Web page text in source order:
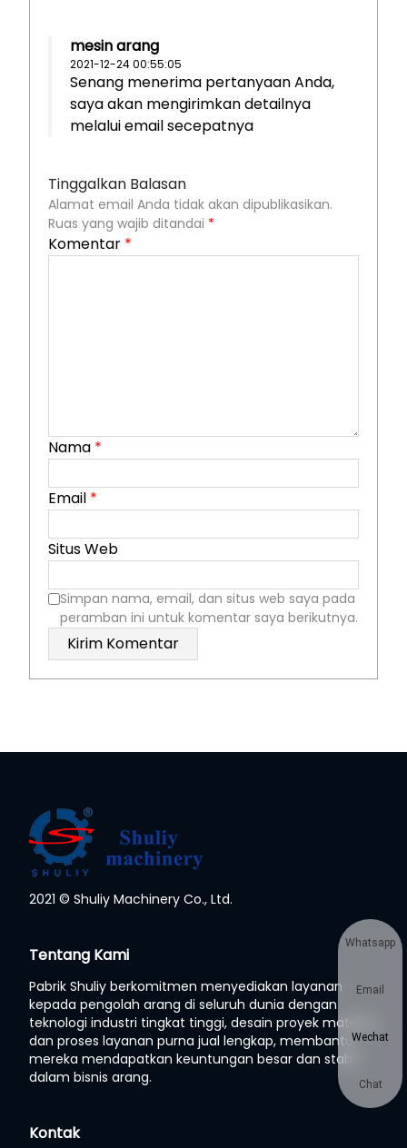
mesin arang
2021-12-24 00:55:05
Senang menerima pertanyaan Anda,
saya akan mengirimkan detailnya
melalui email secepatnya
Tinggalkan Balasan
Alamat email Anda tidak akan dipublikasikan.
Ruas yang wajib ditandai *
Komentar *
Nama *
Email *
Situs Web
Simpan nama, email, dan situs web saya pada
peramban ini untuk komentar saya berikutnya.
2021 © Shuliy Machinery Co., Ltd.
Tentang Kami
Pabrik Shuliy berkomitmen menyediakan layanan
kepada pengolah arang di seluruh dunia dengan
teknologi industri tingkat tinggi, desain proyek matang,
dan proses layanan purna jual lengkap, membantu
mereka mendapatkan keuntungan besar dan stabil
dalam bisnis arang.
Kontak
Whatsapp
Email
Wechat
Chat